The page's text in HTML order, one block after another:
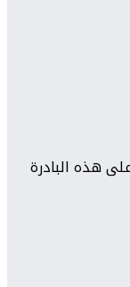
هذه البادرة